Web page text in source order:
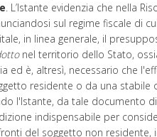
. L’Istante evidenzia che nella
sul regime fiscale di
in linea generale, il
nel territorio dello Stato,
ed è, altresì, necessario che
residente o da una
l'Istante, da tale documento
indispensabile per
del soggetto non